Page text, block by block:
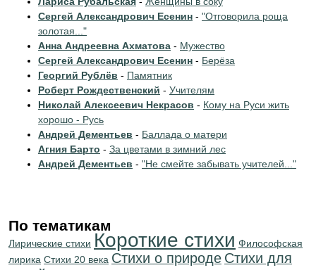
Сергей Александрович Есенин - "Отговорила роща
золотая..."
Анна Андреевна Ахматова - Мужество
Сергей Александрович Есенин - Берёза
Георгий Рублёв - Памятник
Роберт Рождественский - Учителям
Николай Алексеевич Некрасов - Кому на Руси жить
хорошо - Русь
Андрей Дементьев - Баллада о матери
Агния Барто - За цветами в зимний лес
Андрей Дементьев - "Не смейте забывать учителей..."
По тематикам
Лирические стихи Короткие стихи Философская
лирика Стихи 20 века Стихи о природе Стихи для